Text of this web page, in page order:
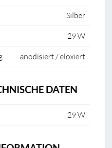
Silber
29 W
anodisiert / eloxiert
DATEN
29 W